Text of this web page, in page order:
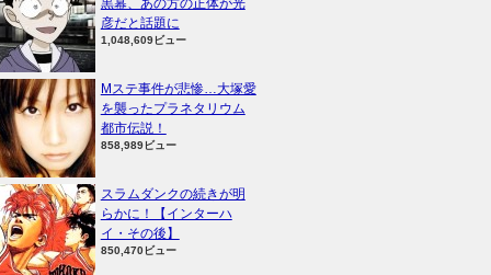
黒幕、あの方の正体が光
彦だと話題に
1,048,609ビュー
Mステ事件が悲惨…大塚愛
を襲ったプラネタリウム
都市伝説！
858,989ビュー
スラムダンクの続きが明
らかに！【インターハ
イ・その後】
850,470ビュー